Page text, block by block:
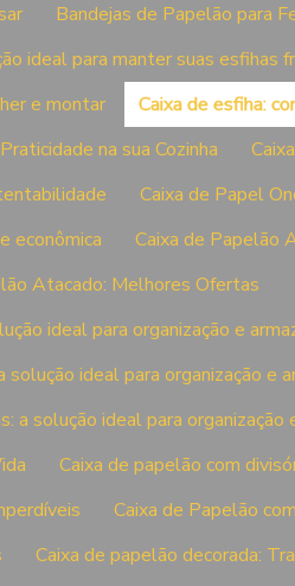
Bandejas de Papelão para
ideal para manter suas esfihas
e montar
Caixa de esfiha:
na sua Cozinha
Caixa de Papel
econômica
Caixa de Papelão
Atacado: Melhores Ofertas
ideal para organização e
solução ideal para organização e
a solução ideal para
Caixa de papelão com
Caixa de Papelão
Caixa de papelão decorada: